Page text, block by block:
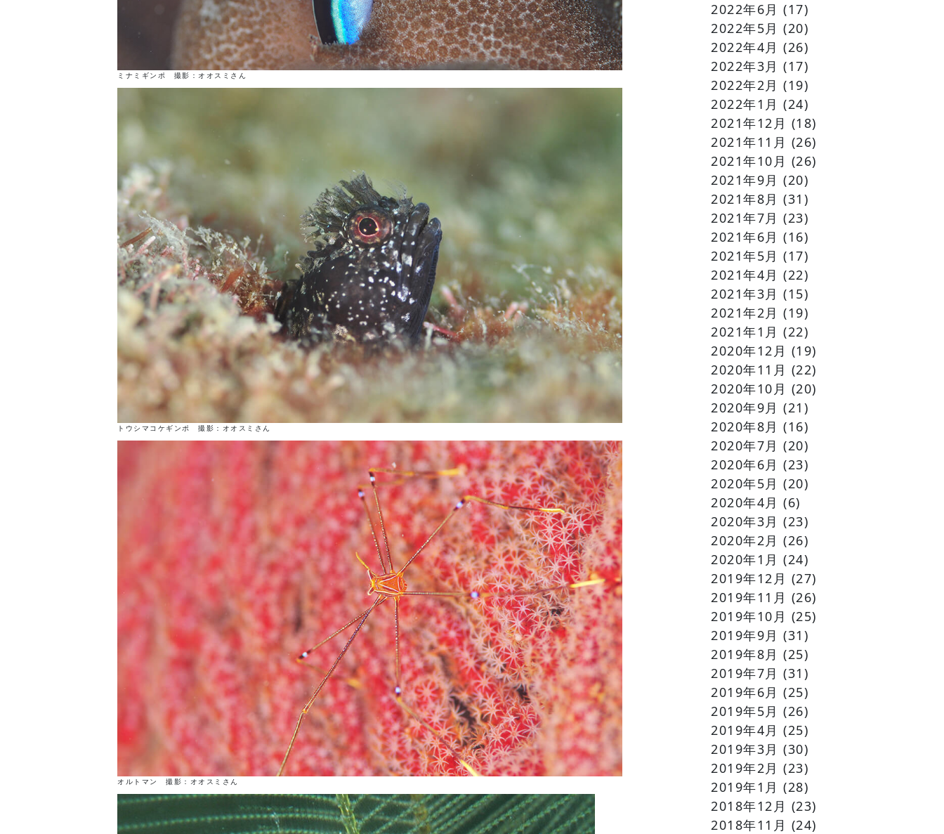
ミナミギンポ 撮影：オオスミさん
トウシマコケギンポ 撮影：オオスミさん
オルトマン 撮影：オオスミさん
2022年6月 (17)
2022年5月 (20)
2022年4月 (26)
2022年3月 (17)
2022年2月 (19)
2022年1月 (24)
2021年12月 (18)
2021年11月 (26)
2021年10月 (26)
2021年9月 (20)
2021年8月 (31)
2021年7月 (23)
2021年6月 (16)
2021年5月 (17)
2021年4月 (22)
2021年3月 (15)
2021年2月 (19)
2021年1月 (22)
2020年12月 (19)
2020年11月 (22)
2020年10月 (20)
2020年9月 (21)
2020年8月 (16)
2020年7月 (20)
2020年6月 (23)
2020年5月 (20)
2020年4月 (6)
2020年3月 (23)
2020年2月 (26)
2020年1月 (24)
2019年12月 (27)
2019年11月 (26)
2019年10月 (25)
2019年9月 (31)
2019年8月 (25)
2019年7月 (31)
2019年6月 (25)
2019年5月 (26)
2019年4月 (25)
2019年3月 (30)
2019年2月 (23)
2019年1月 (28)
2018年12月 (23)
2018年11月 (24)